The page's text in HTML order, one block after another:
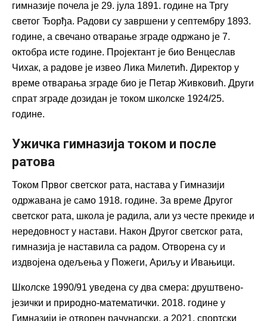
гимназије почела је 29. јула 1891. године на Тргу
светог Ђорђа. Радови су завршени у септембру 1893.
године, а свечано отварање зграде одржано је 7.
октобра исте године. Пројектант је био Венцеслав
Чихак, а радове је извео Лика Милетић. Директор у
време отварања зграде био је Петар Живковић. Други
спрат зграде дозидан је током школске 1924/25.
године.
Ужичка гимназија током и после
ратова
Током Првог светског рата, настава у Гимназији
одржавана је само 1918. године. За време Другог
светског рата, школа је радила, али уз честе прекиде и
нередовност у настави. Након Другог светског рата,
гимназија је наставила са радом. Отворена су и
издвојена одељења у Пожеги, Ариљу и Ивањици.
Школске 1990/91 уведена су два смера: друштвено-
језички и природно-математички. 2018. године у
Гимназији је отворен рачунарски, а 2021. спортски